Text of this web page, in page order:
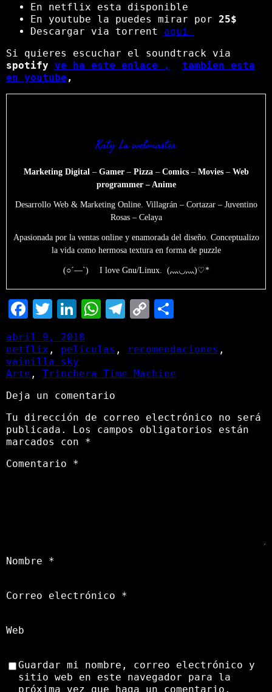
En netflix esta disponible
En youtube la puedes mirar por 25$
Descargar via torrent aqui
Si quieres escuchar el soundtrack via
spotify ve ha este enlace ,
tambien esta
en youtube ,
Katy La webmaster
Marketing Digital – Gamer– Pizza– Comics– Movies– Web
programmer – Anime
Desarrollo Web & Marketing Online. Villagrán – Cortazar – Juventino
Rosas – Celaya
Apasionada por la ventas online y enamorada del diseño. Conceptualizo
la vida como hermosa textura en forma de puzzle
(○´―`)ゞ I love Gnu/Linux. (⺣◡⺣)♡*
Facebook
Twitter
LinkedIn
WhatsApp
Telegram
Copy
abril 9, 2018
netflix , peliculas , recomendaciones
vainilla sky
Arte , Trinchera Time Machine
Deja un comentario
Tu dirección de correo electrónico no será
publicada.
Los campos obligatorios están
marcados con *
Comentario *
Nombre *
Correo electrónico *
Web
Guardar mi nombre, correo electrónico y
sitio web en este navegador para la
próxima vez que haga un comentario.